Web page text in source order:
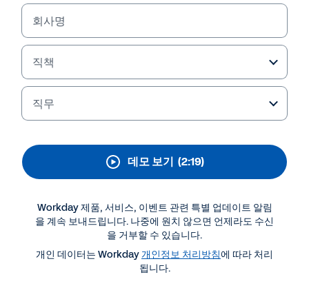
Workday HCM 제품군으로 유연한 워크플로를 통해
프로세스를 간소화하고 효율성을 높이고 데이터 정
확도를 개선하면서 HR 및 직원 라이프사이클의 전 범
위를 통합하는 방법을 알아보세요.
더 많은 자료 보기
회사명
직책
직무
데모 보기 (2:19)
Workday 제품, 서비스, 이벤트 관련 특별 업데이트 알림
을 계속 보내드립니다. 나중에 원치 않으면 언제라도 수신
을 거부할 수 있습니다.
개인 데이터는 Workday개인정보 처리방침에 따라 처리
됩니다.